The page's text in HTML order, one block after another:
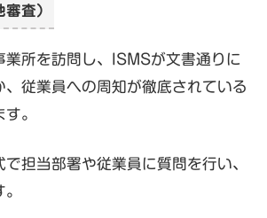
査）
業所を訪問し、ISMSが文書通りに
、従業員への周知が徹底されている
。
担当部署や従業員に質問を行い、